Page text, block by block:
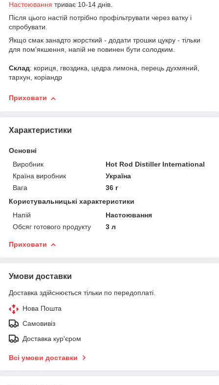
Настоювання триває 10-14 днів.
Після цього настій потрібно профільтрувати через ватку і
спробувати.
Якщо смак занадто жорсткий - додати трошки цукру - тільки
для пом'якшення, напій не повинен бути солодким.
Склад: кориця, гвоздика, цедра лимона, перець духмяний,
тархун, коріандр
Приховати
Характеристики
Основні
Виробник
Hot Rod Distiller International
Країна виробник
Україна
Вага
36 г
Користувальницькі характеристики
Напій
Настоювання
Обсяг готового продукту
3 л
Приховати
Умови доставки
Доставка здійснюється тільки по передоплаті.
Нова Пошта
Самовивіз
Доставка кур'єром
Всі умови доставки